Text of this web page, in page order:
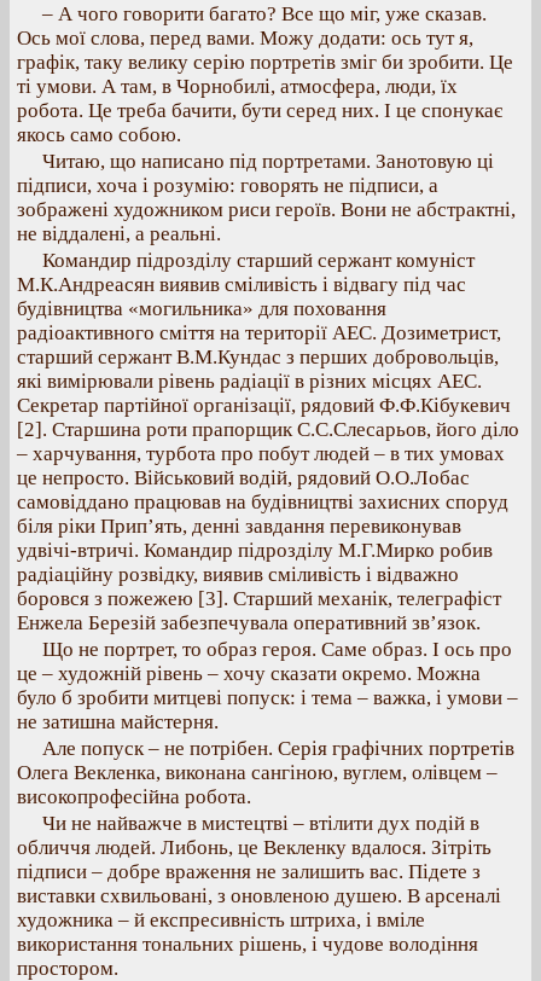
– А чого говорити багато? Все що міг, уже сказав.
Ось мої слова, перед вами. Можу додати: ось тут я,
графік, таку велику серію портретів зміг би зробити. Це
ті умови. А там, в Чорнобилі, атмосфера, люди, їх
робота. Це треба бачити, бути серед них. І це спонукає
якось само собою.
Читаю, що написано під портретами. Занотовую ці
підписи, хоча і розумію: говорять не підписи, а
зображені художником риси героїв. Вони не абстрактні,
не віддалені, а реальні.
Командир підрозділу старший сержант комуніст
М.К.Андреасян виявив сміливість і відвагу під час
будівництва «могильника» для поховання
радіоактивного сміття на території АЕС. Дозиметрист,
старший сержант В.М.Кундас з перших добровольців,
які вимірювали рівень радіації в різних місцях АЕС.
Секретар партійної організації, рядовий Ф.Ф.Кібукевич
[2]. Старшина роти прапорщик С.С.Слесарьов, його діло
– харчування, турбота про побут людей – в тих умовах
це непросто. Військовий водій, рядовий О.О.Лобас
самовіддано працював на будівництві захисних споруд
біля ріки Прип’ять, денні завдання перевиконував
удвічі-втричі. Командир підрозділу М.Г.Мирко робив
радіаційну розвідку, виявив сміливість і відважно
боровся з пожежею [3]. Старший механік, телеграфіст
Енжела Березій забезпечувала оперативний зв’язок.
Що не портрет, то образ героя. Саме образ. І ось про
це – художній рівень – хочу сказати окремо. Можна
було б зробити митцеві попуск: і тема – важка, і умови –
не затишна майстерня.
Але попуск – не потрібен. Серія графічних портретів
Олега Векленка, виконана сангіною, вуглем, олівцем –
високопрофесійна робота.
Чи не найважче в мистецтві – втілити дух подій в
обличчя людей. Либонь, це Векленку вдалося. Зітріть
підписи – добре враження не залишить вас. Підете з
виставки схвильовані, з оновленою душею. В арсеналі
художника – й експресивність штриха, і вміле
використання тональних рішень, і чудове володіння
простором.